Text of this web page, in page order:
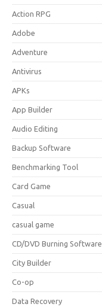
Action RPG
Adobe
Adventure
Antivirus
APKs
App Builder
Audio Editing
Backup Software
Benchmarking Tool
Card Game
Casual
casual game
CD/DVD Burning Software
City Builder
Co-op
Data Recovery